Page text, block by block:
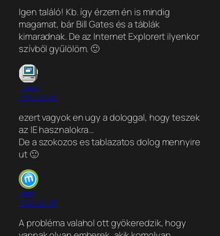
Igen találó! Kb. így érzem én is mindig
magamat, bár Bill Gates és a táblák
kimaradnak. De az Internet Explorert ilyenkor
szívből gyűlölöm. 🙂
_alesi_
2006-09-05
ezert vagyok en ugy a dologgal, hogy teszek
az IE hasznalokra…
De a szokozos es tablazatos dolog mennyire
ut 🙂
Mefi
2006-09-05
A probléma valahol ott gyökeredzik, hogy